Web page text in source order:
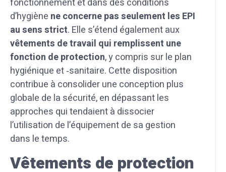
fonctionnement et dans des conditions
d’hygiène ne concerne pas seulement les EPI
au sens strict. Elle s’étend également aux
vêtements de travail qui remplissent une
fonction de protection, y compris sur le plan
hygiénique et ‑sanitaire. Cette disposition
contribue à consolider une conception plus
globale de la sécurité, en dépassant les
approches qui tendaient à dissocier
l’utilisation de l’équipement de sa gestion
dans le temps.
Vêtements de protection